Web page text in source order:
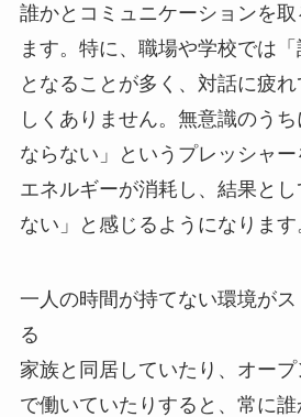
誰かとコミュニケーションを
ます。特に、職場や学校では「
となることが多く、対話に疲
しくありません。無意識のう
ならない」というプレッシャー
エネルギーが消耗し、結果とし
ない」と感じるようになります
一人の時間が持てない環境が
る
家族と同居していたり、オー
で働いていたりすると、常に